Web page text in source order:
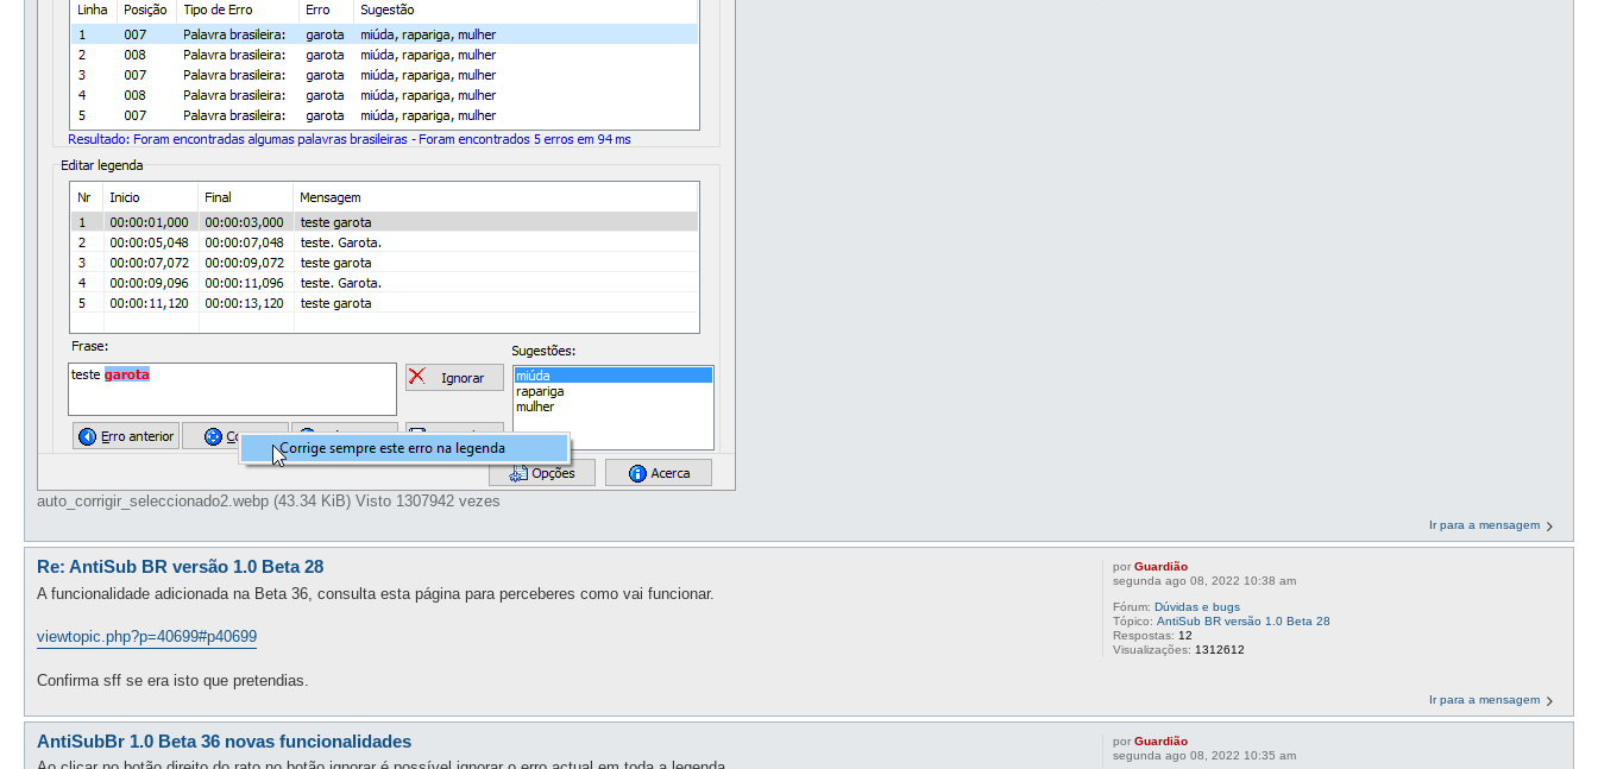
auto_corrigir_seleccionado2.webp (43.34 KiB) Visto 1307942 vezes
Ir para a mensagem
porGuardião
segunda ago 08, 2022 10:38 am
Fórum:Dúvidas e bugs
Tópico:AntiSub BR versão 1.0 Beta 28
Respostas: 12
Visualizações: 1312612
Re: AntiSub BR versão 1.0 Beta 28
A funcionalidade adicionada na Beta 36, consulta esta página para perceberes como vai funcionar.
viewtopic.php?p=40699#p40699
Confirma sff se era isto que pretendias.
Ir para a mensagem
porGuardião
segunda ago 08, 2022 10:35 am
AntiSubBr 1.0 Beta 36 novas funcionalidades